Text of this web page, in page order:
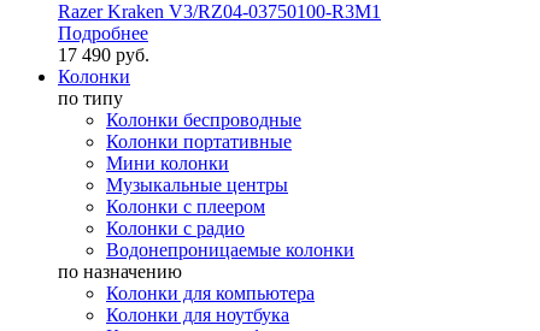
Razer Kraken V3/RZ04-03750100-R3M1
Подробнее
17 490 руб.
Колонки
по типу
Колонки беспроводные
Колонки портативные
Мини колонки
Музыкальные центры
Колонки с плеером
Колонки с радио
Водонепроницаемые колонки
по назначению
Колонки для компьютера
Колонки для ноутбука